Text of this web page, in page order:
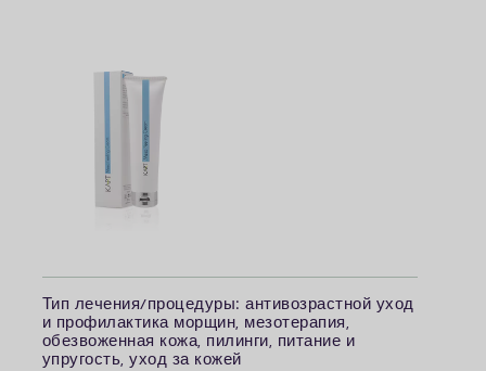
Тип лечения/процедуры: антивозрастной уход
и профилактика морщин, мезотерапия,
обезвоженная кожа, пилинги, питание и
упругость, уход за кожей